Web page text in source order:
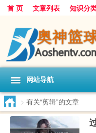
首 页 文章列表 知识分
网站导航
> 有关“剪辑”的文章